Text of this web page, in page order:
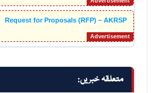
Request for Proposals (RFP) – AKRSP
متعلقہ خبریں: